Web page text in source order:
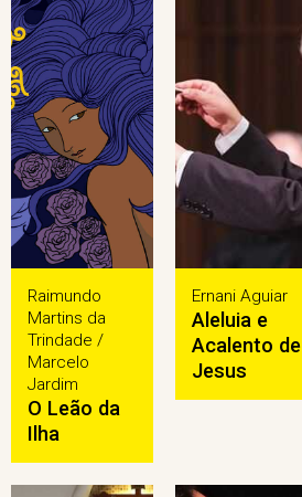
Raimundo
Martins da
Trindade /
Marcelo
Jardim
O Leão da
Ilha
Ernani Aguiar
Aleluia e
Acalento de
Jesus